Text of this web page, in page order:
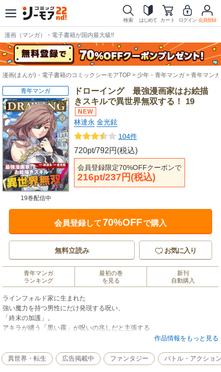
検索 はじめて カート ログイン 会員登録
漫画（マンガ）・電子書籍が国内最大級!!
漫画(まんが)・電子書籍のコミックシーモアTOP 少年・青年マンガ 青年マンガ
ドローイング 最強漫画家はお絵描
きスキルで異世界無双する！ 19
林達永 金光鉉
104件
720pt/792円(税込)
会員登録限定70%OFFクーポンで
216pt/237円(税込)
青年マンガ
19巻配信中
会員登録して70%OFFで購入
無料立読み お気に入り
青年マンガ
ランキング
最初の巻
を見る
新刊
自動購入
ラインフォルド家に生まれた
強い魔力を持つ男性にだけ発現する呪い、
「終末の加護」。
アキラが纏う「黒い霧」が呪いの兆しだと主張する
異世界召喚チートファンタジー第19巻！！
作品情報をもっと見る
異世界・転生 広告掲載中 ファンタジー バトル・アクショ